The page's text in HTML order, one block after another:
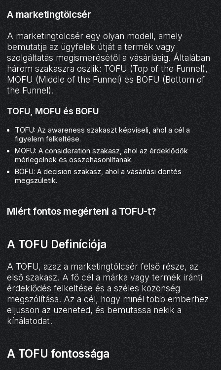
A marketingtölcsér
A marketingtölcsér egy olyan modell, amely
bemutatja az ügyfelek útját a termék vagy
szolgáltatás megismerésétől a vásárlásig. Általában
három szakaszra oszlik: TOFU (Top of the Funnel),
MOFU (Middle of the Funnel) és BOFU (Bottom of
the Funnel).
TOFU, MOFU és BOFU
TOFU: Az awareness szakaszt képviseli, ahol a cél a
figyelem felkeltése.
MOFU: A consideration szakasz, ahol az érdeklődők
mérlegelnek és összehasonlítanak.
BOFU: A decision szakasz, ahol a vásárlási döntés
megszületik.
Miért fontos megérteni a TOFU-t?
A TOFU Definíciója
A TOFU, azaz a marketingtölcsér felső része, az
első szakasz. A fő cél a márka vagy termék iránti
érdeklődés felkeltése és a széles közönség
megszólítása. Az a cél, hogy minél több emberhez
eljusson az üzeneted, és bemutassa nekik a
kínálatodat.
A TOFU fontossága